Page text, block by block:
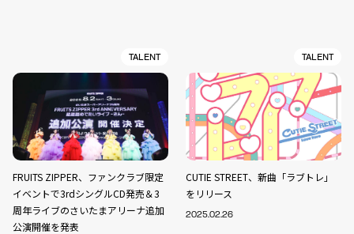
TALENT
FRUITS ZIPPER、ファンクラブ限定
イベントで3rdシングルCD発売＆3
周年ライブのさいたまアリーナ追加
公演開催を発表
TALENT
CUTIE STREET、新曲「ラブトレ」
をリリース
2025.02.26